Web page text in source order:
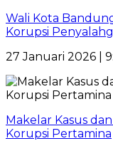
Wali Kota
Korupsi
27 Januari 2026 |
Makelar Kasus
Korupsi Pertamina